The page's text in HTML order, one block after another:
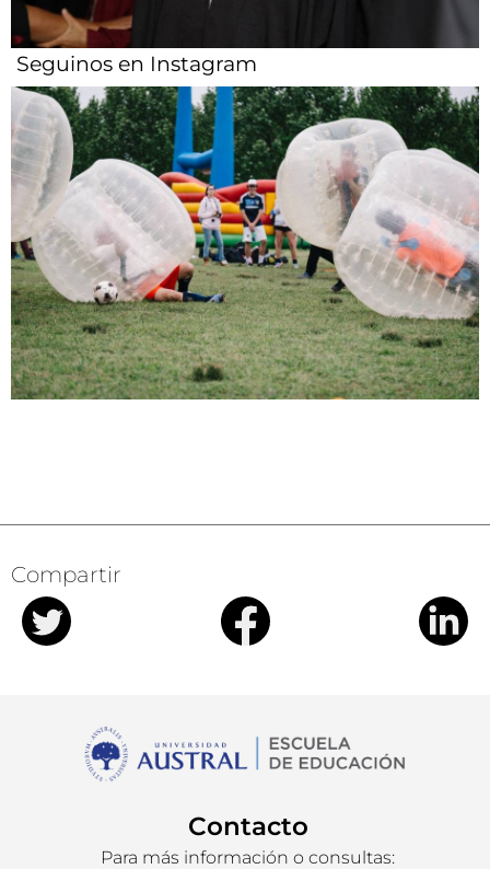
Seguinos en Instagram
Compartir
Contacto
Para más información o consultas: